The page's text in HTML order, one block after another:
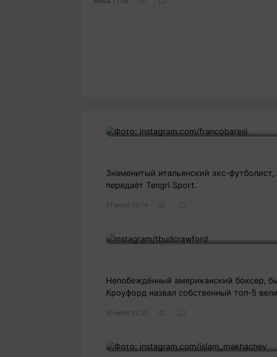
Знаменитый итальянский экс-
передаёт Tengri Sport.
31 июля 12:14
Непобеждённый американский боксер,
Кроуфорд назвал собственный топ-5
30 июля 22:52